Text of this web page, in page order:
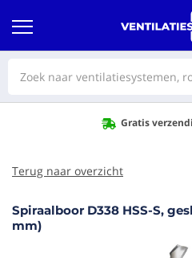
Gratis
Terug naar overzicht
Spiraalboor D338 HSS-S,
mm)
het
van de